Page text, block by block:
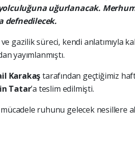
uğurlanacak.
defnedilecek.
ve gazilik süreci, kendi anlatımıyla
yayımlanmıştı.
Karakaştarafından geçtiğimiz
Tatar’a teslim edilmişti.
ruhunu gelecek nesillere